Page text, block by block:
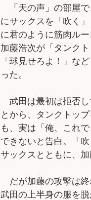
「天の声」の部屋で
にサックスを「吹く
に君のように筋肉ル
加藤浩次が「タンク
「球見せろよ！」な
った。
武田は最初は拒否し
とから、タンクトッ
も、実は「俺、これ
できないと告白。「
サックスとともに、
だが加藤の攻撃は終
武田の上半身の服を